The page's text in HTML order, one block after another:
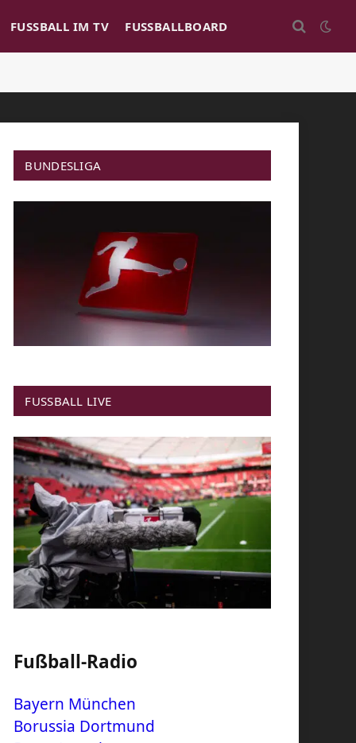
FUSSBALL IM TV FUSSBALLBOARD
BUNDESLIGA
FUSSBALL LIVE
Fußball-Radio
Bayern München
Borussia Dortmund